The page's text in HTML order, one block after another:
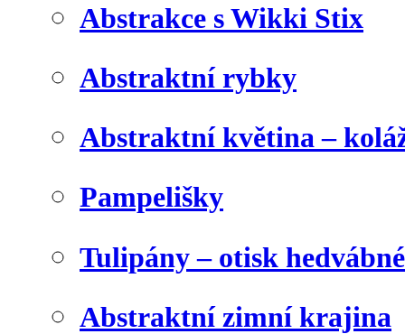
Abstrakce s Wikki Stix
Abstraktní rybky
Abstraktní květina –
Pampelišky
Tulipány – otisk
Abstraktní zimní krajina